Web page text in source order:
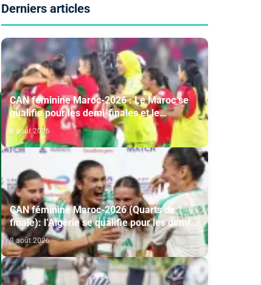
Derniers articles
CAN féminine Maroc-2026 : Le Maroc se
qualifie pour les demi-finales et le
Mondial-2027 après sa victoire face à
l’Afrique du Sud (2-1)
8 août 2026
CAN féminine Maroc-2026 (Quarts de
finale): l’Algérie se qualifie pour les demi-
finales en battant la Côte d’Ivoire (2-1)
8 août 2026